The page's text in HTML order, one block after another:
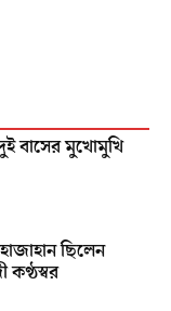
বাসের মুখোমুখি
ছিলেন
কণ্ঠস্বর